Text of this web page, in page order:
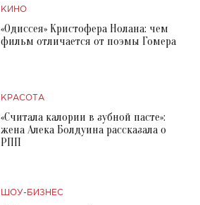
КИНО
«Одиссея» Кристофера Нолана: чем
фильм отличается от поэмы Гомера
КРАСОТА
«Считала калории в зубной пасте»:
жена Алека Болдуина рассказала о
РПП
ШОУ-БИЗНЕС